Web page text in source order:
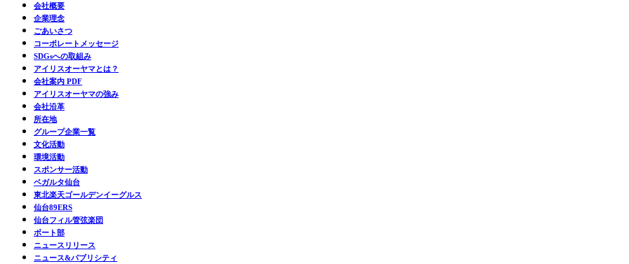
会社概要
企業理念
ごあいさつ
コーポレートメッセージ
SDGsへの取組み
アイリスオーヤマとは？
会社案内 PDF
アイリスオーヤマの強み
会社沿革
所在地
グループ企業一覧
文化活動
環境活動
スポンサー活動
ベガルタ仙台
東北楽天ゴールデンイーグルス
仙台89ERS
仙台フィル管弦楽団
ボート部
ニュースリリース
ニュース&パブリシティ